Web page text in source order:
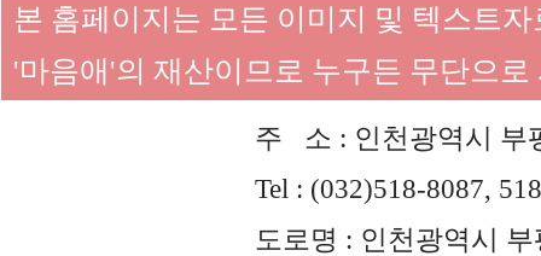
본 홈페이지는 모든 이미지 및 텍스트
'마음애'의 재산이므로 누구든 무단으
주 소 : 인천광역시 부
Tel : (032)518-8087,
도로명 : 인천광역시